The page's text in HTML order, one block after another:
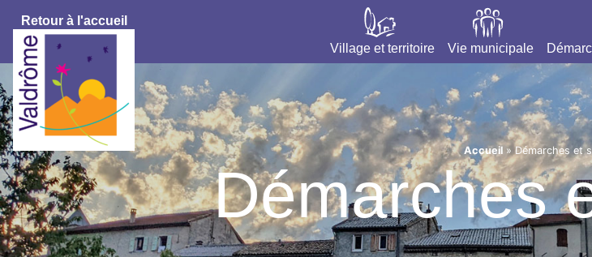
Retour à l'accueil
Village et territoire
Vie municipale
Accueil»Démarches et
Démarches